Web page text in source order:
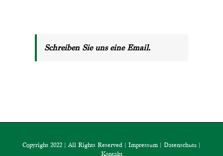
Schreiben Sie uns eine Email.
Copyright 2022 | All Rights Reserved | Impressum | Datenschutz |
Kontakt